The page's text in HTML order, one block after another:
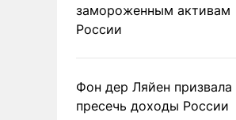
замороженным активам
России
Фон дер Ляйен призвала
пресечь доходы России